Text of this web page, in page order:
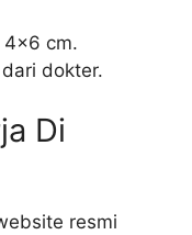
4×6 cm.
dokter.
Di
resmi